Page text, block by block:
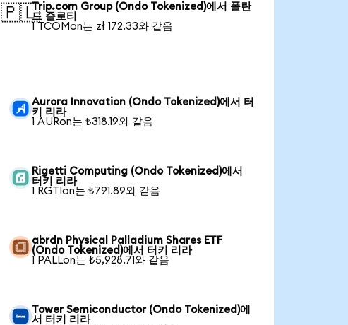
🇵🇱Trip.com Group (Ondo Tokenized)에서 폴란
드 즐로티
1 TCOMon는 zł 172.33와 같음
Aurora Innovation (Ondo Tokenized)에서 터
키 리라
1 AURon는 ₺318.19와 같음
Rigetti Computing (Ondo Tokenized)에서
터키 리라
1 RGTIon는 ₺791.89와 같음
abrdn Physical Palladium Shares ETF
(Ondo Tokenized)에서 터키 리라
1 PALLon는 ₺5,928.71와 같음
Tower Semiconductor (Ondo Tokenized)에
서 터키 리라